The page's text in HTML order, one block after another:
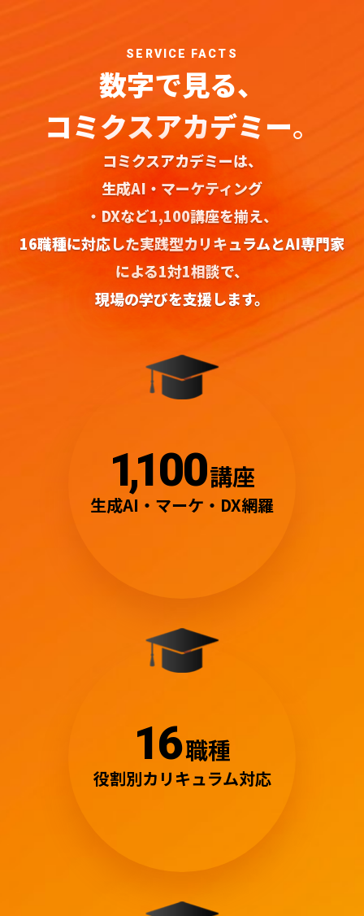
SERVICE FACTS
数字で見る、
コミクスアカデミー。
コミクスアカデミーは、
生成AI・マーケティング
・DXなど1,100講座を揃え、
16職種に対応した実践型カリキュラムとAI専門家
による1対1相談で、
現場の学びを支援します。
1,100講座
生成AI・マーケ・DX網羅
16職種
役割別カリキュラム対応